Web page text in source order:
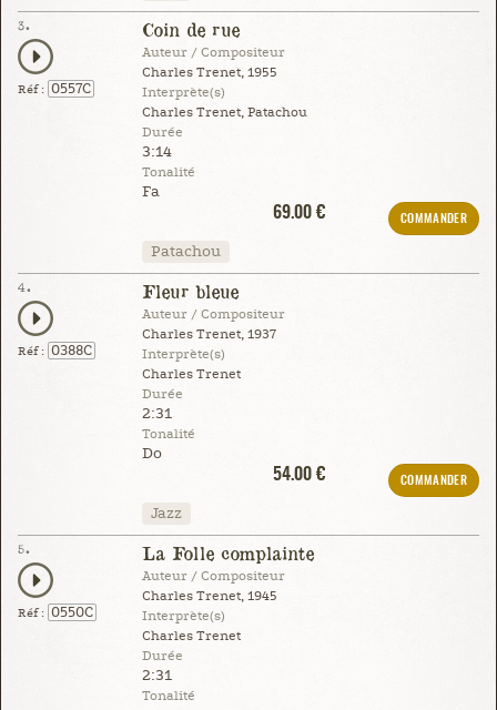
3.
Réf : 0557C
Coin de rue
Auteur / Compositeur
Charles Trenet, 1955
Interprète(s)
Charles Trenet, Patachou
Durée
3:14
Tonalité
Fa
69.00 €
COMMANDER
Patachou
4.
Réf : 0388C
Fleur bleue
Auteur / Compositeur
Charles Trenet, 1937
Interprète(s)
Charles Trenet
Durée
2:31
Tonalité
Do
54.00 €
COMMANDER
Jazz
5.
Réf : 0550C
La Folle complainte
Auteur / Compositeur
Charles Trenet, 1945
Interprète(s)
Charles Trenet
Durée
2:31
Tonalité